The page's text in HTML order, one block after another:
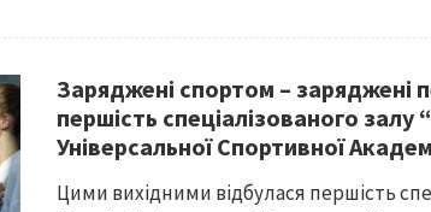
Заряджені спортом – заряджені
першість спеціалізованого залу
Універсальної Спортивної
Цими вихідними відбулася першість